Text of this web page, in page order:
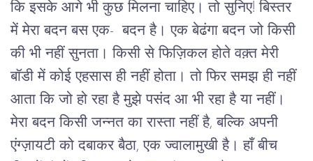
कि इसके आगे भी कुछ मिलना चाहिए। तो सुनिए! बिस्तर
में मेरा बदन बस एक- बदन है। एक बेढंगा बदन जो किसी
की भी नहीं सुनता। किसी से फिज़िकल होते वक़्त मेरी
बॉडी में कोई एहसास ही नहीं होता। तो फिर समझ ही नहीं
आता कि जो हो रहा है मुझे पसंद आ भी रहा है या नहीं।
मेरा बदन किसी जन्नत का रास्ता नहीं है, बल्कि अपनी
एंग्ज़ायटी को दबाकर बैठा, एक ज्वालामुखी है। हाँ बीच